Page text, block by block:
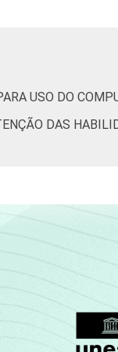
18
22
35
USO DO
DAS